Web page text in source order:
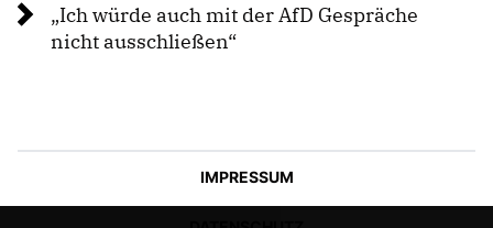
ORGANISATION
KREISVERBÄNDE
PARTEIGESCHICHTE
PARTEIGERICHT
Ich würde auch mit der AfD Gespräche
nicht ausschließen“
IMPRESSUM